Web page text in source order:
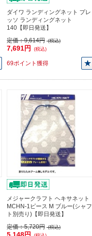
ダイワ ランディングネット プレ
ッソ ランディングネット
140【即日発送】
定価：9,614円 (税込)
7,691円 (税込)
69ポイント獲得
メジャークラフト ヘキサネット
MCHN-1ピース M ブルー(シャフ
ト別売り)【即日発送】
定価：5,720円 (税込)